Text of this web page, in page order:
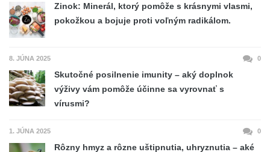
Zinok: Minerál, ktorý pomôže s krásnymi vlasmi,
pokožkou a bojuje proti voľným radikálom.
8. JÚNA 2025 0
Skutočné posilnenie imunity – aký doplnok
výživy vám pomôže účinne sa vyrovnať s
vírusmi?
1. JÚNA 2025 0
Rôzny hmyz a rôzne uštipnutia, uhryznutia – aké